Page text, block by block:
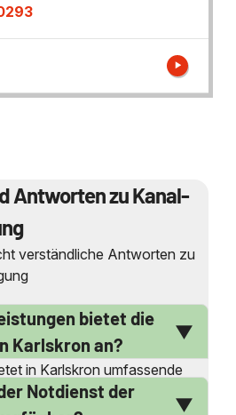
Antworten zu Kanal-
verständliche Antworten zu
bietet die
Karlskron an?
in Karlskron umfassende
der Kanal- und
Notdienst der